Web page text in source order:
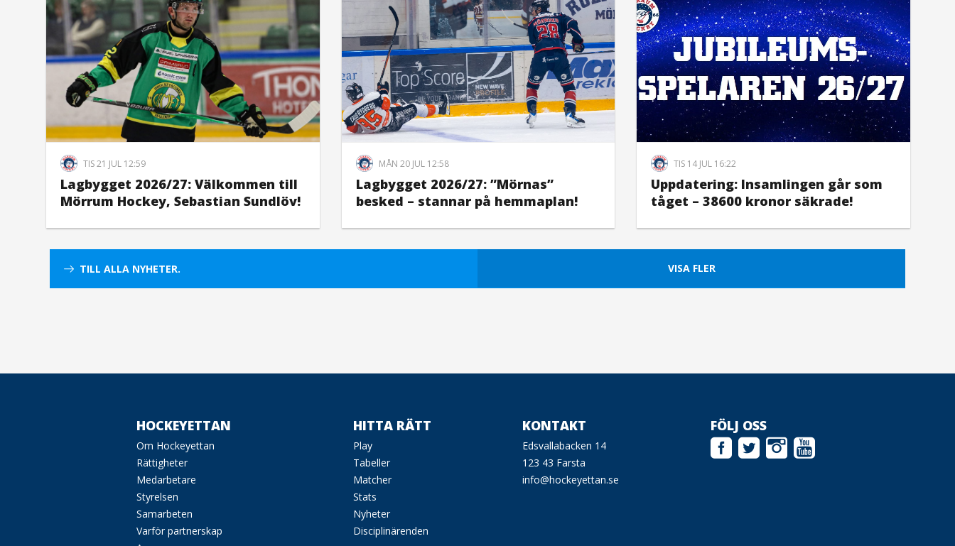
TIS 21 JUL 12:59
Lagbygget 2026/27: Välkommen till
Mörrum Hockey, Sebastian Sundlöv!
MÅN 20 JUL 12:58
Lagbygget 2026/27: ”Mörnas”
besked – stannar på hemmaplan!
TIS 14 JUL 16:22
Uppdatering: Insamlingen går som
tåget – 38600 kronor säkrade!
VISA FLER
TILL ALLA NYHETER.
HOCKEYETTAN
Om Hockeyettan
Rättigheter
Medarbetare
Styrelsen
Samarbeten
Varför partnerskap
HITTA RÄTT
Play
Tabeller
Matcher
Stats
Nyheter
Disciplinärenden
KONTAKT
Edsvallabacken 14
123 43 Farsta
info@hockeyettan.se
FÖLJ OSS